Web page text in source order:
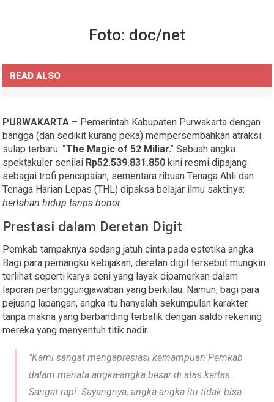
Foto: doc/net
READ ALSO
PURWAKARTA – Pemerintah Kabupaten Purwakarta dengan
bangga (dan sedikit kurang peka) mempersembahkan atraksi
sulap terbaru: "The Magic of 52 Miliar." Sebuah angka
spektakuler senilai Rp52.539.831.850 kini resmi dipajang
sebagai trofi pencapaian, sementara ribuan Tenaga Ahli dan
Tenaga Harian Lepas (THL) dipaksa belajar ilmu saktinya:
bertahan hidup tanpa honor.
​Prestasi dalam Deretan Digit
​Pemkab tampaknya sedang jatuh cinta pada estetika angka.
Bagi para pemangku kebijakan, deretan digit tersebut mungkin
terlihat seperti karya seni yang layak dipamerkan dalam
laporan pertanggungjawaban yang berkilau. Namun, bagi para
pejuang lapangan, angka itu hanyalah sekumpulan karakter
tanpa makna yang berbanding terbalik dengan saldo rekening
mereka yang menyentuh titik nadir.
​"Kami sangat mengapresiasi kemampuan Pemkab
dalam menata angka-angka besar di atas kertas.
Sangat rapi. Sayangnya, angka-angka itu tidak bisa